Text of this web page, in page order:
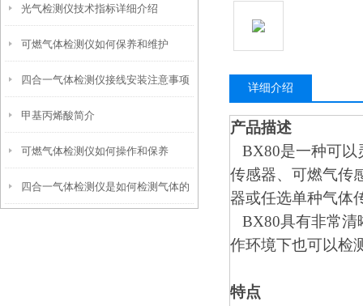
使用时间
光气检测仪技术指标详细介绍
可燃气体检测仪如何保养和维护
四合一气体检测仪接线安装注意事项
甲基丙烯酸简介
可燃气体检测仪如何操作和保养
四合一气体检测仪是如何检测气体的
详细介绍
产品描述
BX80是一种可以
传感器、可燃气传
器或任选单种气体
BX80具有非常清
作环境下也可以检
特点